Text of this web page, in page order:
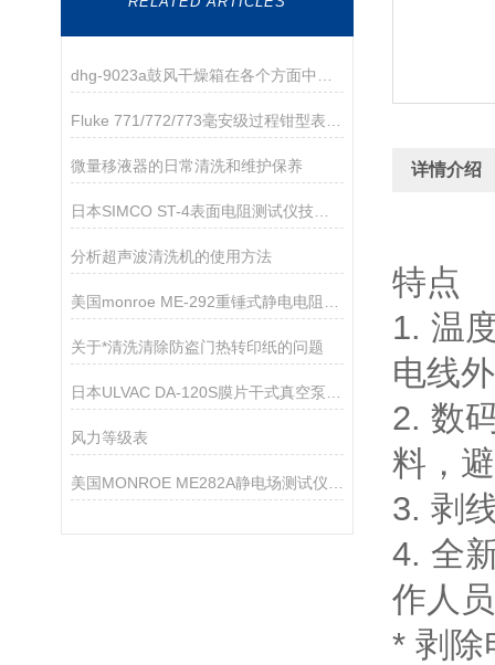
微量移液器的日常清洗和维护保养
日本SIMCO ST-4表面电阻测试仪技术参数
分析超声波清洗机的使用方法
关于*清洗清除防盗门热转印纸的问题
风力等级表
详情介绍
特点
1. 温
电线
2. 数
料，
3. 剥
4. 全
作人
* 剥除